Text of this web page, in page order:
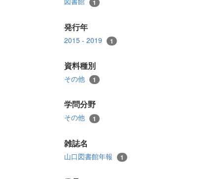
1
発行年
2015 - 2019 1
資料種別
その他 1
学問分野
その他 1
雑誌名
山口図書館年報 1